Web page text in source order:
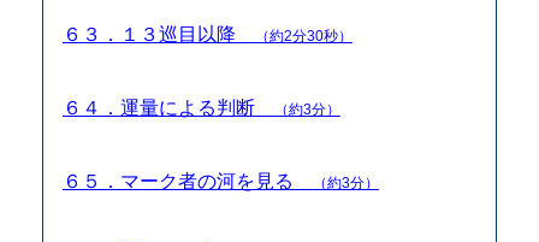
６３．１３巡目以降 （約2分30秒）
６４．運量による判断 （約3分）
６５．マーク者の河を見る （約3分）